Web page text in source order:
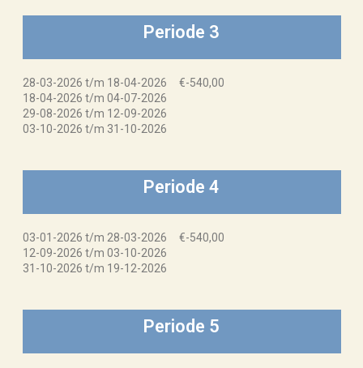
Periode 3
28-03-2026 t/m 18-04-2026 €-540,00
18-04-2026 t/m 04-07-2026
29-08-2026 t/m 12-09-2026
03-10-2026 t/m 31-10-2026
Periode 4
03-01-2026 t/m 28-03-2026 €-540,00
12-09-2026 t/m 03-10-2026
31-10-2026 t/m 19-12-2026
Periode 5